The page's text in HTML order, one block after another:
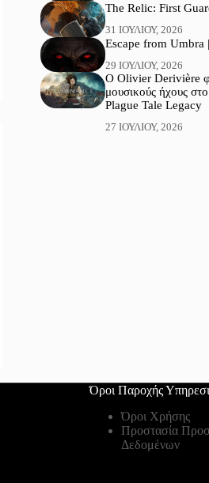
The Relic: First
31 ΙΟΥΛΊΟΥ, 2026
Escape from Umbra
29 ΙΟΥΛΊΟΥ, 2026
Ο Olivier Derivière
μουσικούς ήχους
Plague Tale Legacy
27 ΙΟΥΛΊΟΥ, 2026
Όροι Παροχής
Όροι Χρήσης
Προστασία
Δεδομένων